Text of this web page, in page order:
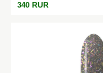
340 RUR